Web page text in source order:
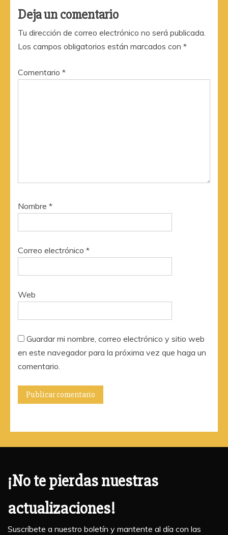
Deja un comentario
Tu dirección de correo electrónico no será publicada.
Los campos obligatorios están marcados con *
Comentario *
Nombre *
Correo electrónico *
Web
Guardar mi nombre, correo electrónico y sitio web
en este navegador para la próxima vez que haga un
comentario.
¡No te pierdas nuestras
actualizaciones!
Suscríbete a nuestro boletín y mantente al día con las